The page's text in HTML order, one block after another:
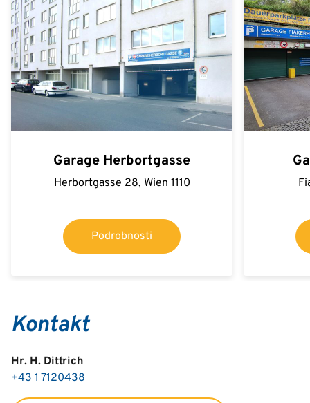
Garage Herbortgasse
Herbortgasse 28, Wien 1110
Podrobnosti
Kontakt
Hr. H. Dittrich
+43 1 7120438